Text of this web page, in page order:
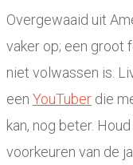
Overgewaaid uit
vaker op; een groot
niet volwassen is.
een YouTuber die
kan, nog beter.
voorkeuren van de